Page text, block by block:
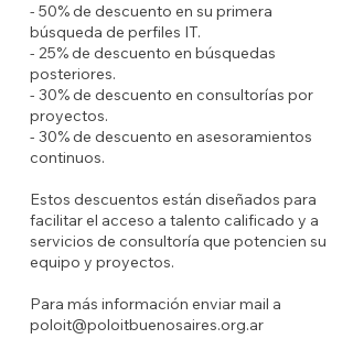
- 50% de descuento en su primera
búsqueda de perfiles IT.
- 25% de descuento en búsquedas
posteriores.
- 30% de descuento en consultorías por
proyectos.
- 30% de descuento en asesoramientos
continuos.
Estos descuentos están diseñados para
facilitar el acceso a talento calificado y a
servicios de consultoría que potencien su
equipo y proyectos.
Para más información enviar mail a
poloit@poloitbuenosaires.org.ar